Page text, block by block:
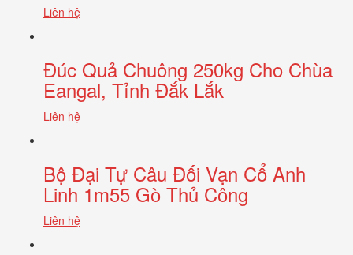
Liên hệ
Đúc Quả Chuông 250kg Cho Chùa
Eangal, Tỉnh Đắk Lắk
Liên hệ
Bộ Đại Tự Câu Đối Vạn Cổ Anh
Linh 1m55 Gò Thủ Công
Liên hệ